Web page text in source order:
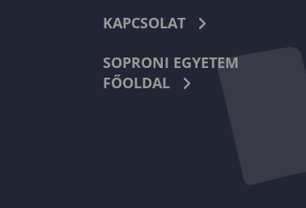
KAPCSOLAT
SOPRONI EGYETEM
FŐOLDAL